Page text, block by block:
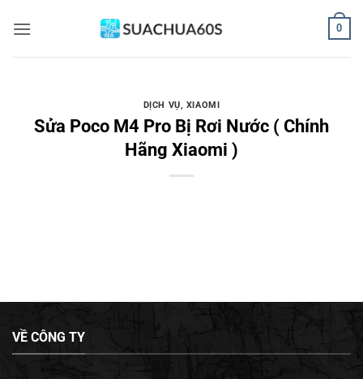
qua
0
DỊCH VỤ, XIAOMI
Sửa Poco M4 Pro Bị Rơi Nước ( Chính
Hãng Xiaomi )
VỀ CÔNG TY